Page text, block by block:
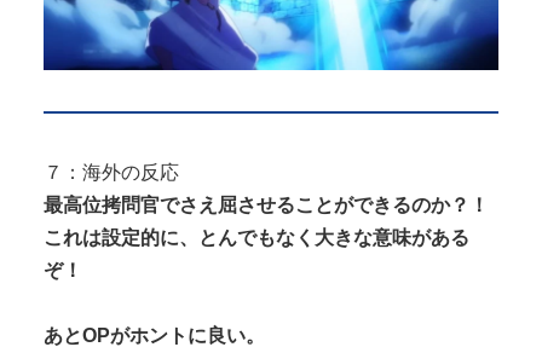
７：海外の反応
最高位拷問官でさえ屈させることができるのか？！
これは設定的に、とんでもなく大きな意味がある
ぞ！
あとOPがホントに良い。